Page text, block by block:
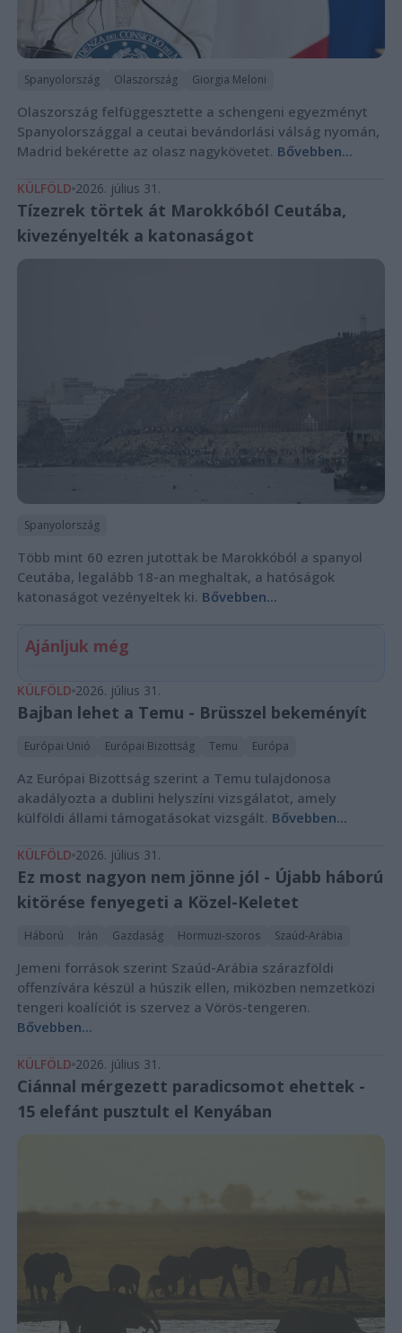
Spanyolország Olaszország Giorgia Meloni
Olaszország felfüggesztette a schengeni egyezményt
Spanyolországgal a ceutai bevándorlási válság nyomán,
Madrid bekérette az olasz nagykövetet. Bővebben...
KÜLFÖLD 2026. július 31.
Tízezrek törtek át Marokkóból Ceutába,
kivezényelték a katonaságot
Spanyolország
Több mint 60 ezren jutottak be Marokkóból a spanyol
Ceutába, legalább 18-an meghaltak, a hatóságok
katonaságot vezényeltek ki. Bővebben...
Ajánljuk még
KÜLFÖLD 2026. július 31.
Bajban lehet a Temu - Brüsszel bekeményít
Európai Unió Európai Bizottság Temu Európa
Az Európai Bizottság szerint a Temu tulajdonosa
akadályozta a dublini helyszíni vizsgálatot, amely
külföldi állami támogatásokat vizsgált. Bővebben...
KÜLFÖLD 2026. július 31.
Ez most nagyon nem jönne jól - Újabb háború
kitörése fenyegeti a Közel-Keletet
Háború Irán Gazdaság Hormuzi-szoros Szaúd-Arábia
Jemeni források szerint Szaúd-Arábia szárazföldi
offenzívára készül a húszik ellen, miközben nemzetközi
tengeri koalíciót is szervez a Vörös-tengeren.
Bővebben...
KÜLFÖLD 2026. július 31.
Ciánnal mérgezett paradicsomot ehettek -
15 elefánt pusztult el Kenyában